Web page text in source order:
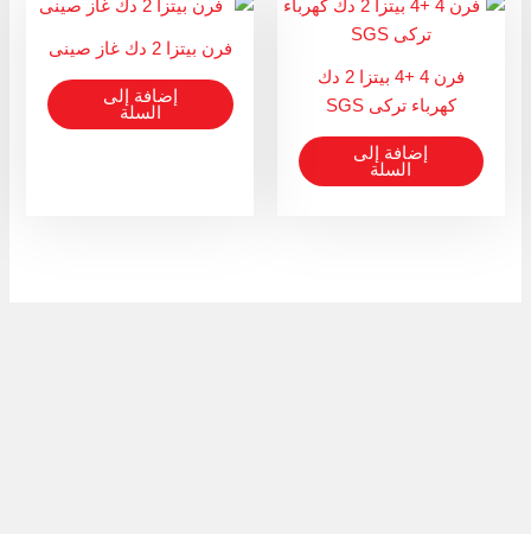
فرن 4 +4 بيتزا 2 دك
كهرباء تركى SGS
إضافة إلى
السلة
فرن بيتزا 2 دك غاز صينى
إضافة إلى
السلة